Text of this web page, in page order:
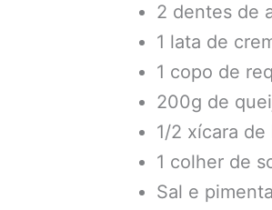
2 dentes de
1 lata de
1 copo de
200g de
1/2 xícara de
1 colher de
Sal e